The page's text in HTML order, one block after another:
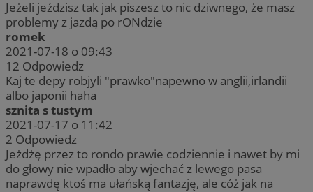
Jeżeli jeździsz tak jak piszesz to nic dziwnego, że masz
problemy z jazdą po rONdzie
romek
2021-07-18 o 09:43
12 Odpowiedz
Kaj te depy robjyli "prawko"napewno w anglii,irlandii
albo japonii haha
sznita s tustym
2021-07-17 o 11:42
2 Odpowiedz
Jeżdżę przez to rondo prawie codziennie i nawet by mi
do głowy nie wpadło aby wjechać z lewego pasa
naprawdę ktoś ma ułańską fantazję, ale cóż jak na